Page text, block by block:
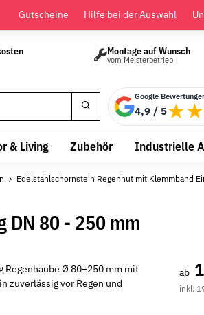
Gutscheine Hilfe bei der Auswahl
Montage auf Wunsch
vom Meisterbetrieb
Google
4,9 / 5
& Living Zubehör Industrielle
Edelstahlschornstein Regenhut mit Klemmband
80 - 250 mm
Regenhaube Ø 80–250 mm mit
zuverlässig vor Regen und
ab
inkl.